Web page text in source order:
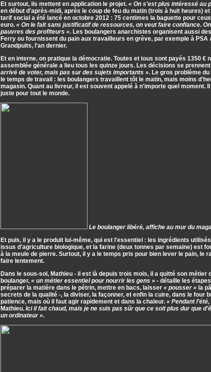
Et surtout, ils mettent en application le projet. « On s'est plus intéressé au
en début d'après-midi, après le coup de feu du matin (trois à huit heures)
tarif social a été lancé en octobre 2012 : 75 centimes la baguette pour
euro. « On le fait sans justificatif de ressources, on veut faire confiance.
pauvres des profiteurs ». Les boulangers anarchistes organisent aussi
Ferry ou fournissent du pain aux travailleurs en grève, par exemple à PSA
Grandpuits, l'an dernier.
Et en interne, on pratique la démocratie. Toutes et tous sont payés 1350 €
assemblée générale a lieu tous les quinze jours. Les décisions se
arrivé de voter, mais pas sur des sujets importants ». Le gros problème
le temps de travail : les boulangers travaillent tôt le matin, mais moins
magasin. Quant au livreur, il est souvent appelé à n'importe quel moment.
juste pour tout le monde.
Le boulanger libéré, affiche au mur du
Et puis, il y a le produit lui-même, qui est l'essentiel : les ingrédients
issus d'agriculture biologique, et la farine (deux tonnes par semaine) est
à la meule de pierre. Surtout, il y a le temps pris pour bien lever le pain, le
faire lentement.
Dans le sous-sol, Mathieu - il est là depuis trois mois, il a quitté son métier
boulanger, « un métier essentiel pour nourrir les gens » - détaille les
préparer la matière dans le pétrin, mettre en bacs, laisser « pousser » la
secrets de la qualité -, la diviser, la façonner, et enfin la cuire, dans le four
patience, mais où il faut agir rapidement et dans la chaleur. « Pendant
Mathieu. Ici il fait chaud, mais je ne suis pas sûr que ce soit plus dur que
un ordinateur ».